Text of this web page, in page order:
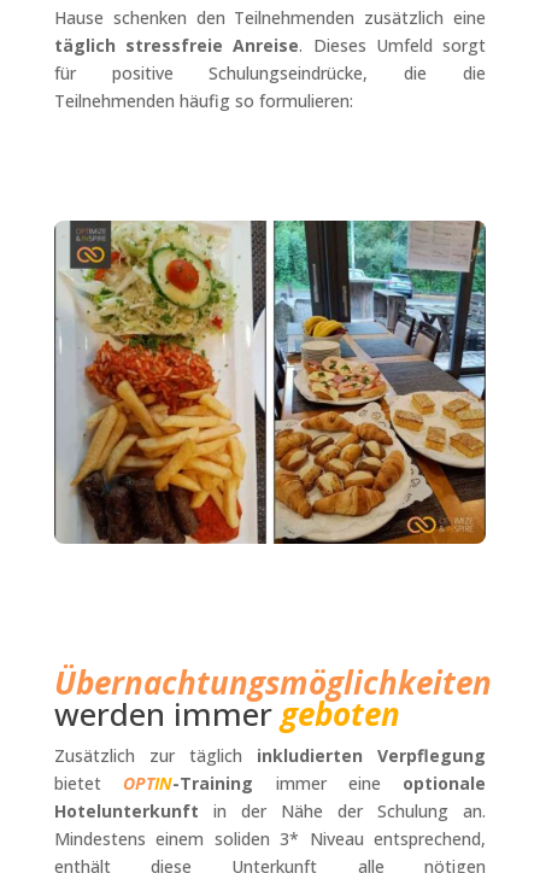
Hause schenken den Teilnehmenden zusätzlich eine
täglich stressfreie Anreise. Dieses Umfeld sorgt
für positive Schulungseindrücke, die die
Teilnehmenden häufig so formulieren:
Übernachtungsmöglichkeiten
werden immergeboten
Zusätzlich zur täglich inkludierten Verpflegung
bietet OPTIN-Training immer eine optionale
Hotelunterkunft in der Nähe der Schulung an.
Mindestens einem soliden 3* Niveau entsprechend,
enthält diese Unterkunft alle nötigen